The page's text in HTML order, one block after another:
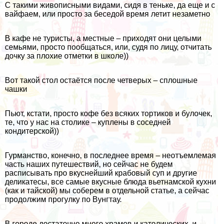
С такими живописными видами, сидя в теньке, да еще и с
вайфаем, или просто за беседой время летит незаметно
В кафе не туристы, а местные – приходят они целыми
семьями, просто пообщаться, или, судя по лицу, отчитать
дочку за плохие отметки в школе))
Вот такой стол остаётся после четверых – сплошные
чашки
Пьют, кстати, просто кофе без всяких тортиков и булочек,
те, что у нас на столике – куплены в соседней
кондитерской))
Гурманство, конечно, в последнее время – неотъемлемая
часть наших путешествий, но сейчас не будем
расписывать про вкуснейший крабовый суп и другие
деликатесы, все самые вкусные блюда вьетнамской кухни
(как итайской) мы соберем в отдельной статье, а сейчас
продолжим прогулку по Вунгтау.